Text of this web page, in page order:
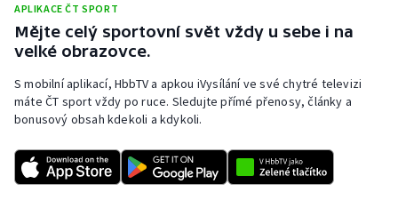
APLIKACE ČT SPORT
Mějte celý sportovní svět vždy u sebe i na
velké obrazovce.
S mobilní aplikací, HbbTV a apkou iVysílání ve své chytré televizi
máte ČT sport vždy po ruce. Sledujte přímé přenosy, články a
bonusový obsah kdekoli a kdykoli.